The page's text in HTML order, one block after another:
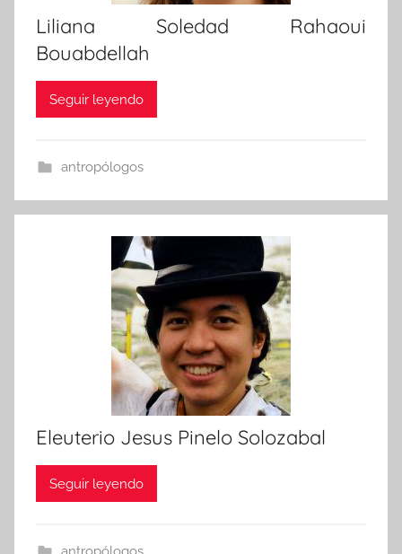
Liliana Soledad Rahaoui
Bouabdellah
Seguir leyendo
antropólogos
Eleuterio Jesus Pinelo Solozabal
Seguir leyendo